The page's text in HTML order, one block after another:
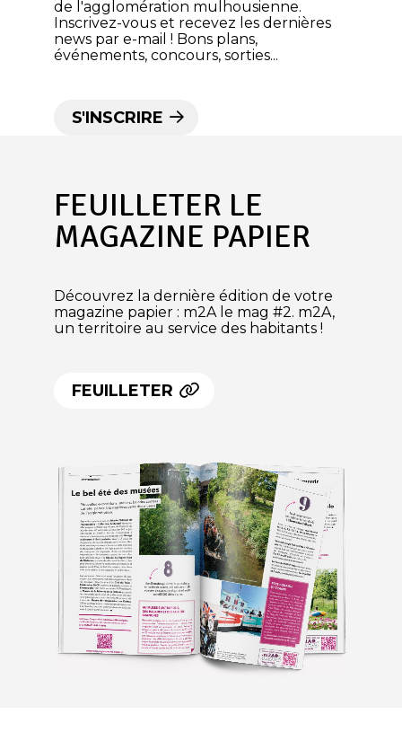
de l'agglomération mulhousienne.
Inscrivez-vous et recevez les dernières
news par e-mail ! Bons plans,
événements, concours, sorties...
S'INSCRIRE
FEUILLETER LE
MAGAZINE PAPIER
Découvrez la dernière édition de votre
magazine papier : m2A le mag #2. m2A,
un territoire au service des habitants !
FEUILLETER